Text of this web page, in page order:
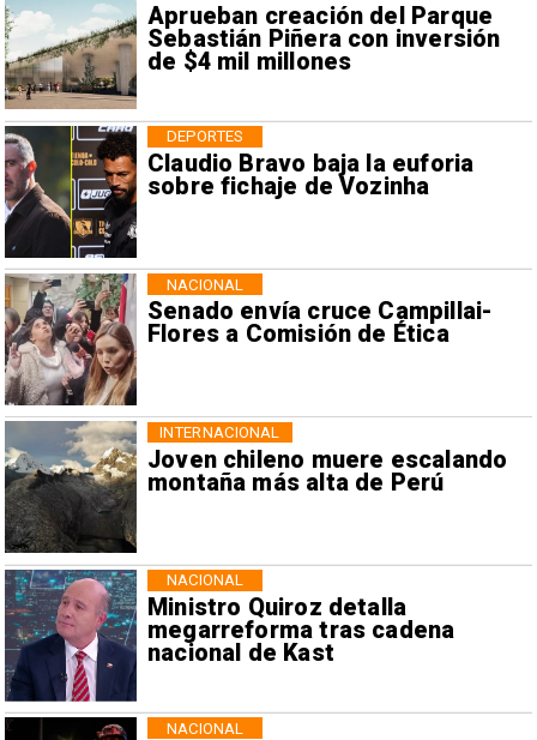
Aprueban creación del Parque
Sebastián Piñera con inversión
de $4 mil millones
Claudio Bravo baja la euforia
sobre fichaje de Vozinha
DEPORTES
Senado envía cruce Campillai-
Flores a Comisión de Ética
NACIONAL
Joven chileno muere escalando
montaña más alta de Perú
INTERNACIONAL
Ministro Quiroz detalla
megarreforma tras cadena
nacional de Kast
NACIONAL
NACIONAL